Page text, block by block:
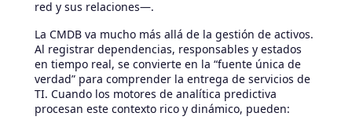
red y sus relaciones—.
La CMDB va mucho más allá de la gestión de activos.
Al registrar dependencias, responsables y estados
en tiempo real, se convierte en la “fuente única de
verdad” para comprender la entrega de servicios de
TI. Cuando los motores de analítica predictiva
procesan este contexto rico y dinámico, pueden: